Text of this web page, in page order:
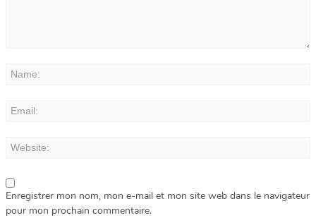
Enregistrer mon nom, mon e-mail et mon site web dans le navigateur
pour mon prochain commentaire.